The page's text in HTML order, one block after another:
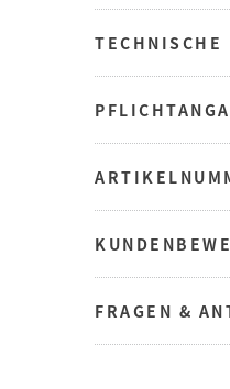
TECHNISCHE
FRAGEN &